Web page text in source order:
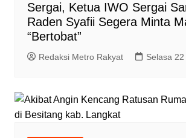
Sergai, Ketua IWO Sergai
Raden Syafii Segera Minta
“Bertobat”
Redaksi Metro Rakyat Selasa